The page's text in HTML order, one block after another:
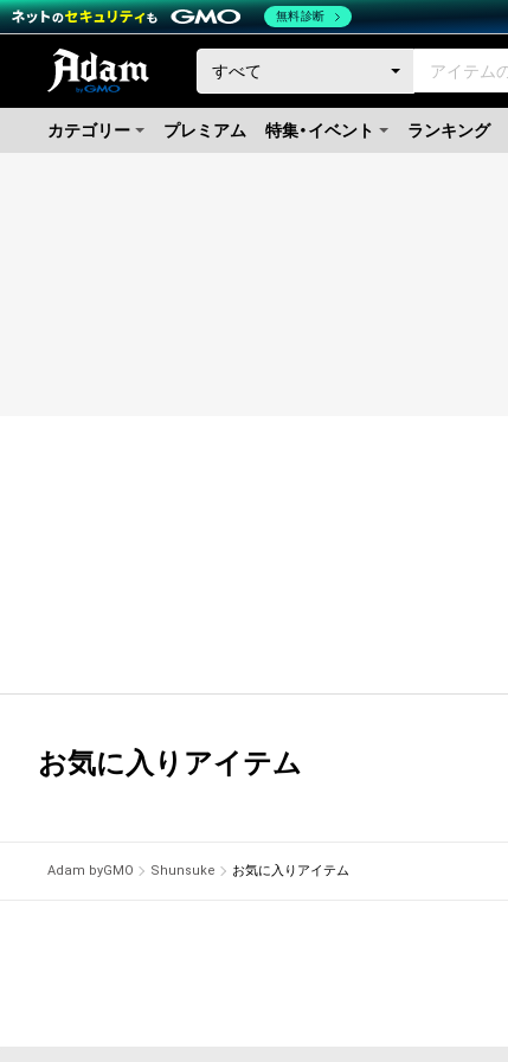
カテゴリー プレミアム 特集・イベント ランキング
お気に入りアイテム
Adam byGMO Shunsuke お気に入りアイテム
無料診断